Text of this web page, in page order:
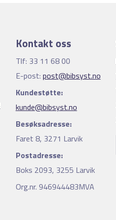
Kontakt oss
Tlf: 33 11 68 00
E-post: post@bibsyst.no
Kundestøtte:
kunde@bibsyst.no
Besøksadresse:
Faret 8, 3271 Larvik
Postadresse:
Boks 2093, 3255 Larvik
Org.nr. 946944483MVA